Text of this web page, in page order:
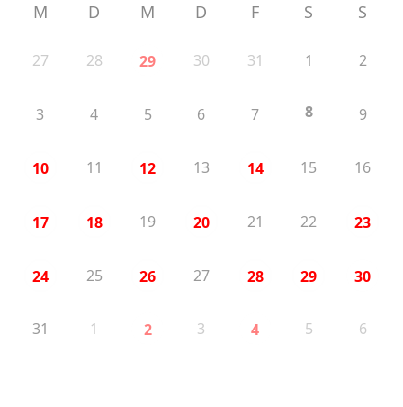
M D M D F S S
27 28 29 30 31 1 2
3 4 5 6 7 8 9
10 11 12 13 14 15 16
17 18 19 20 21 22 23
24 25 26 27 28 29 30
31 1 2 3 4 5 6